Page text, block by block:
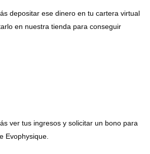
depositar ese dinero en tu cartera virtual
en nuestra tienda para conseguir
ver tus ingresos y solicitar un bono para
Evophysique.